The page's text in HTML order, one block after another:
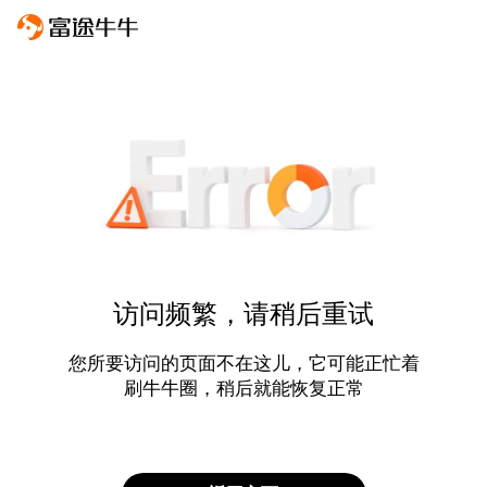
访问频繁，请稍后重试
您所要访问的页面不在这儿，它可能正忙着
刷牛牛圈，稍后就能恢复正常